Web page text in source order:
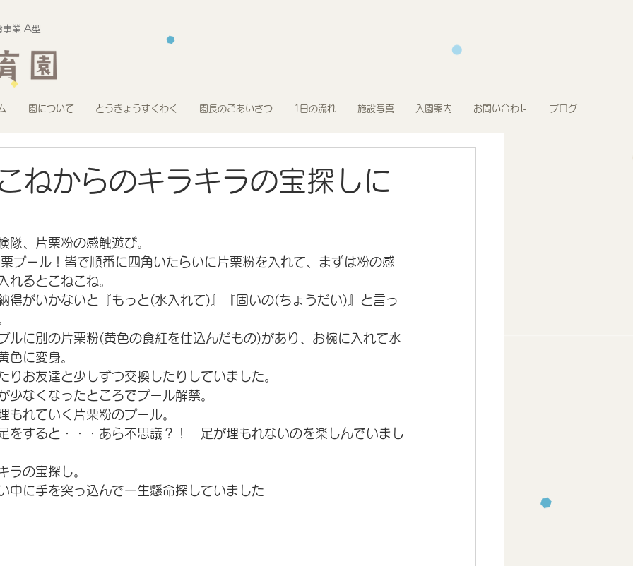
事業 A型
園について とうきょうすくわく 園長のごあいさつ 1日の流れ 施設写真 入園案内 お問い合わせ ブログ
ねからのキラキラの宝探しに
隊、片栗粉の感触遊び。
プール！皆で順番に四角いたらいに片栗粉を入れて、まずは粉の感
れるとこねこね。
得がいかないと『もっと(水入れて)』『固いの(ちょうだい)』と言っ
ルに別の片栗粉(黄色の食紅を仕込んだもの)があり、お椀に入れて水
色に変身。
りお友達と少しずつ交換したりしていました。
少なくなったところでプール解禁。
もれていく片栗粉のプール。
をすると・・・あら不思議？！　足が埋もれないのを楽しんでいまし
ラの宝探し。
中に手を突っ込んで一生懸命探していました